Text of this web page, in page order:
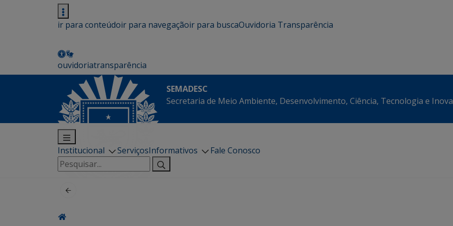
ir para conteúdoir para navegaçãoir para buscaOuvidoria Transparência
ouvidoriatransparência
SEMADESC
Secretaria de Meio Ambiente, Desenvolvimento, Ciência, Tecnologia e
Institucional ServiçosInformativos
Fale Conosco
Pesquisar
por: